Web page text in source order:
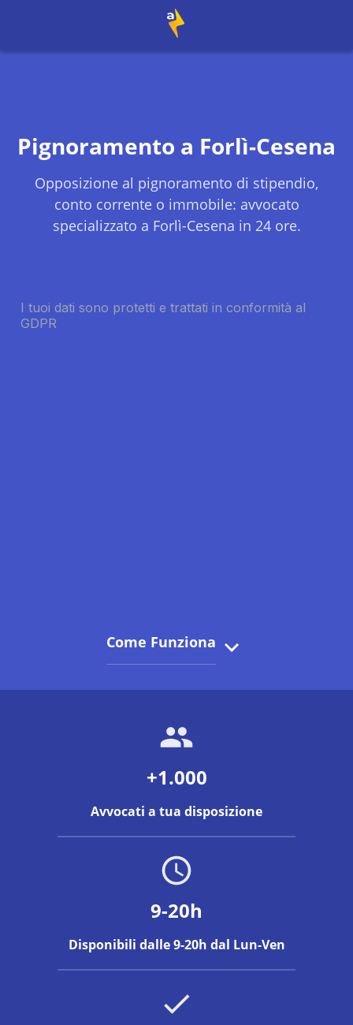
Pignoramento a Forlì-Cesena
Opposizione al pignoramento di stipendio,
conto corrente o immobile: avvocato
specializzato a Forlì-Cesena in 24 ore.
Come Funziona
+1.000
Avvocati a tua disposizione
9-20h
Disponibili dalle 9-20h dal Lun-Ven